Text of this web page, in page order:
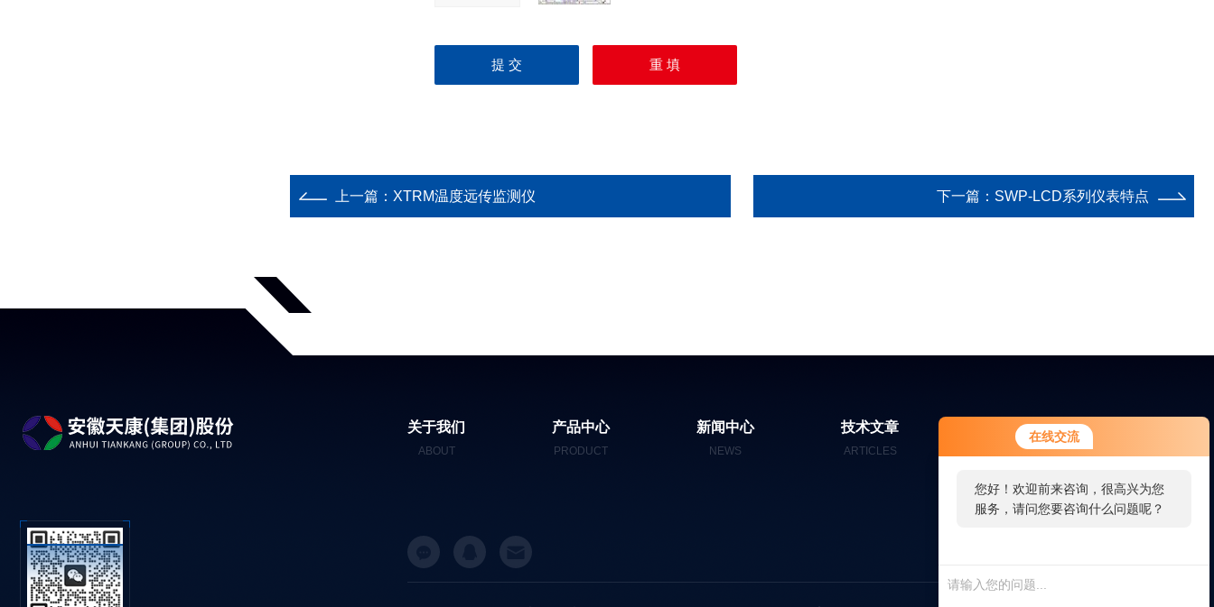
在线交流
您好！欢迎前来咨询，很高兴为您
服务，请问您要咨询什么问题呢？
上一篇： XTRM温度远传监测仪 下一篇： SWP-LCD系列仪表特点
关于我们
ABOUT
产品中心
PRODUCT
新闻中心
NEWS
技术文章
ARTICLES
在线留言
MESSAGES